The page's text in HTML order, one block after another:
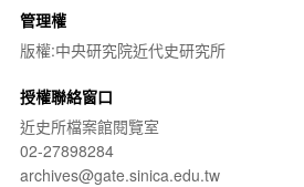
管理權
版權:中央研究院近代史研究所
授權聯絡窗口
近史所檔案館閱覽室
02-27898284
archives@gate.sinica.edu.tw